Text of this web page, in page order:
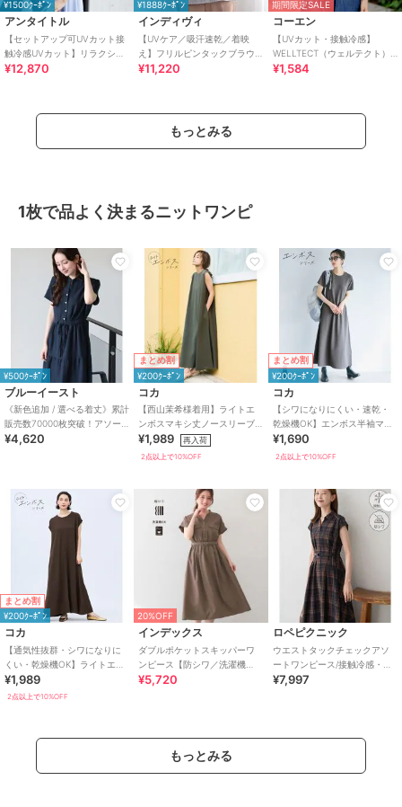
¥1500ｸｰﾎﾟﾝ
アンタイトル
【セットアップ可UVカット接
触冷感UVカット】リラクシー
キーVネックブラウス
¥12,870
¥1888ｸｰﾎﾟﾝ
インディヴィ
【UVケア／吸汗速乾／着映
え】フリルピンタックブラウ
ス
¥11,220
期間限定SALE
コーエン
【UVカット・接触冷感】
WELLTECT（ウェルテクト）
USAコットン フレアスリーブ
¥1,584
もっとみる
1枚で品よく決まるニットワンピ
¥500ｸｰﾎﾟﾝ
ブルーイースト
《新色追加 / 選べる着丈》累計
販売数70000枚突破！アソー
ト柄ワンピース
¥4,620
まとめ割
¥200ｸｰﾎﾟﾝ
コカ
【西山茉希様着用】ライトエ
ンボスマキシ丈ノースリーブ
ワンピース 全4色 / シワになり
にくい・速乾
¥1,989 再入荷
2点以上で10%OFF
まとめ割
¥200ｸｰﾎﾟﾝ
コカ
【シワになりにくい・速乾・
乾燥機OK】エンボス半袖マキ
シワンピース 全4色
¥1,690
2点以上で10%OFF
まとめ割
¥200ｸｰﾎﾟﾝ
コカ
【通気性抜群・シワになりに
くい・乾燥機OK】ライトエン
ボスマキシロールアップワン
ピース 全3色
¥1,989
2点以上で10%OFF
20%OFF
インデックス
ダブルポケットスキッパーワ
ンピース【防シワ／洗濯機
OK】《XS～3L／6col》
¥5,720
ロペピクニック
ウエストタックチェックアソ
ートワンピース/接触冷感・防
シワ・リンクコーデ
¥7,997
もっとみる